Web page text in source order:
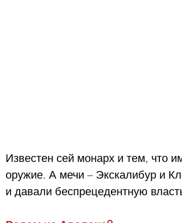
Известен сей монарх и тем, что
оружие. А мечи – Экскалибур и
и давали беспрецедентную